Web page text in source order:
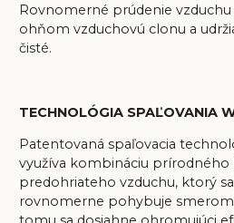
Rovnomerné prúdenie
ohňom vzduchovú clonu a
čisté.
TECHNOLÓGIA SPAĽOVANIA
Patentovaná spaľovacia
využíva kombináciu
predohriateho vzduchu, ktorý
rovnomerne pohybuje